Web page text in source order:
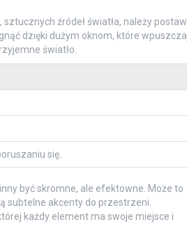
źródeł światła, należy
dzięki dużym oknom, które
światło.
się.
być skromne, ale efektowne. Może to
subtelne akcenty do przestrzeni.
każdy element ma swoje miejsce i